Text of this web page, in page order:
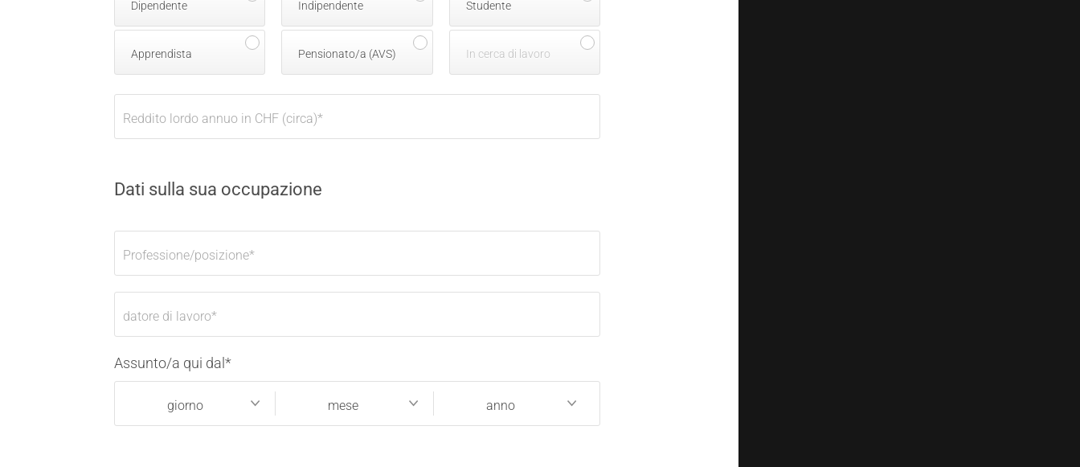
Dipendente Indipendente Studente
Apprendista Pensionato/a (AVS) In cerca di lavoro
Reddito lordo annuo in CHF (circa)*
Dati sulla sua occupazione
Professione/posizione*
datore di lavoro*
Assunto/a qui dal*
giorno
giorno mese
mese anno
anno